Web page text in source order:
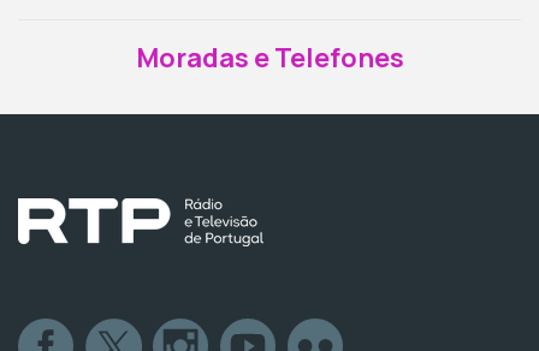
Moradas e Telefones